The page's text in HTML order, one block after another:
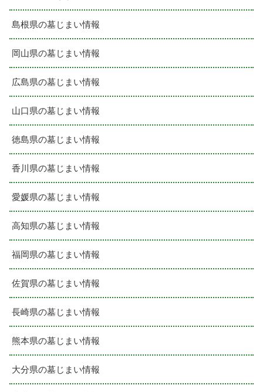
島根県の墓じまい情報
岡山県の墓じまい情報
広島県の墓じまい情報
山口県の墓じまい情報
徳島県の墓じまい情報
香川県の墓じまい情報
愛媛県の墓じまい情報
高知県の墓じまい情報
福岡県の墓じまい情報
佐賀県の墓じまい情報
長崎県の墓じまい情報
熊本県の墓じまい情報
大分県の墓じまい情報